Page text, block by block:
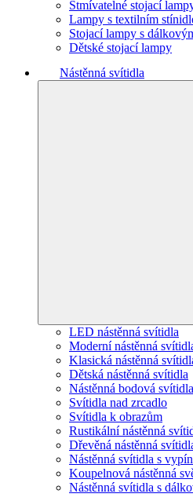
Stmívatelné stojací
Lampy s textilním
Stojací lampy s
Dětské stojací lampy
Nástěnná svítidla
LED nástěnná svítidla
Moderní nástěnná
Klasická nástěnná
Dětská nástěnná svítidla
Nástěnná bodová svítidla
Svítidla nad zrcadlo
Svítidla k obrazům
Rustikální nástěnná
Dřevěná nástěnná
Nástěnná svítidla s
Koupelnová nástěnná
Nástěnná svítidla s